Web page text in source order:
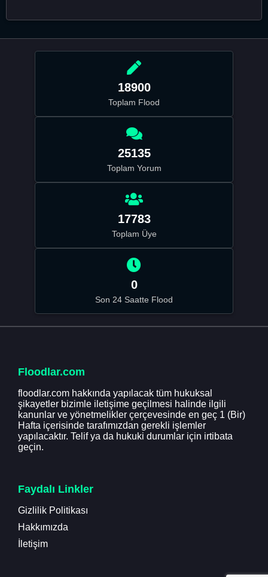
18900
Toplam Flood
25135
Toplam Yorum
17783
Toplam Üye
0
Son 24 Saatte Flood
Floodlar.com
floodlar.com hakkında yapılacak tüm hukuksal
şikayetler bizimle iletişime geçilmesi halinde ilgili
kanunlar ve yönetmelikler çerçevesinde en geç 1 (Bir)
Hafta içerisinde tarafımızdan gerekli işlemler
yapılacaktır. Telif ya da hukuki durumlar için irtibata
geçin.
Faydalı Linkler
Gizlilik Politikası
Hakkımızda
İletişim